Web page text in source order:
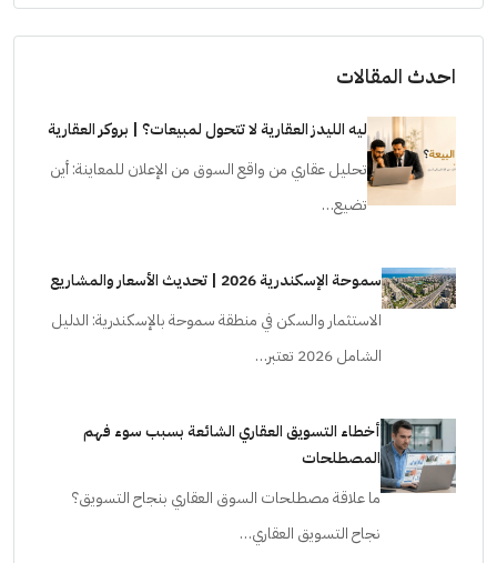
احدث المقالات
ليه الليدز العقارية لا تتحول لمبيعات؟ | بروكر العقارية
تحليل عقاري من واقع السوق من الإعلان للمعاينة: أين
تضيع…
سموحة الإسكندرية 2026 | تحديث الأسعار والمشاريع
الاستثمار والسكن في منطقة سموحة بالإسكندرية: الدليل
الشامل 2026 تعتبر…
أخطاء التسويق العقاري الشائعة بسبب سوء فهم
المصطلحات
ما علاقة مصطلحات السوق العقاري بنجاح التسويق؟
نجاح التسويق العقاري…